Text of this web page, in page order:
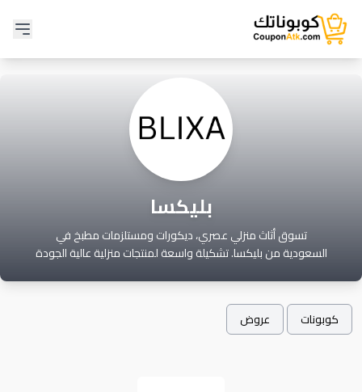
بليكسا
تسوق أثاث منزلي عصري، ديكورات ومستلزمات مطبخ في
السعودية من بليكسا. تشكيلة واسعة لمنتجات منزلية عالية الجودة
إلى مساحة أنيقة مع بليكسا.
كوبونات
عروض